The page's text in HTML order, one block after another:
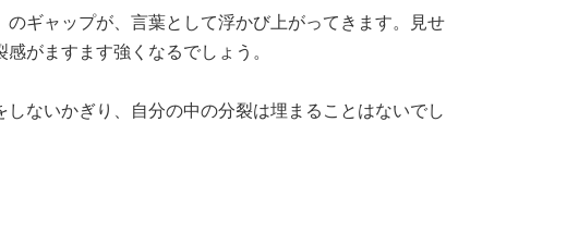
ギャップが、言葉として浮かび上がってきます。見せ
がますます強くなるでしょう。
ないかぎり、自分の中の分裂は埋まることはないでし